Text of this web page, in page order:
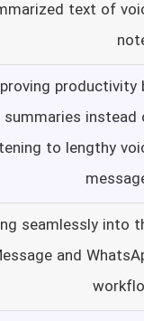
text of
productivity
summaries instead
to lengthy
seamlessly into
and